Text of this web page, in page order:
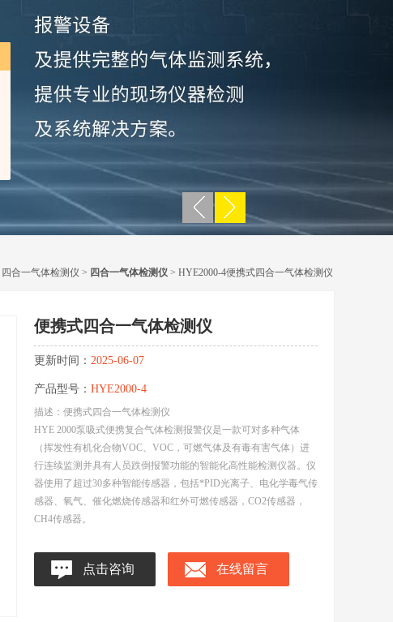
四合一气体检测仪 > 四合一气体检测仪 > HYE2000-4便携式四合一气体检测仪
便携式四合一气体检测仪
更新时间： 2025-06-07
产品型号： HYE2000-4
描述：便携式四合一气体检测仪
HYE 2000泵吸式便携复合气体检测报警仪是一款可对多种气体
（挥发性有机化合物VOC、VOC，可燃气体及有毒有害气体）进
行连续监测并具有人员跌倒报警功能的智能化高性能检测仪器。仪
器使用了超过30多种智能传感器，包括*PID光离子、电化学毒气传
感器、氧气、催化燃烧传感器和红外可燃传感器，CO2传感器，
CH4传感器。
点击咨询 在线留言